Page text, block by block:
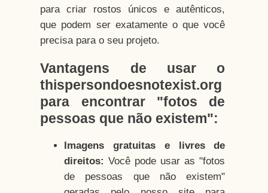
para criar rostos únicos e autênticos,
que podem ser exatamente o que você
precisa para o seu projeto.
Vantagens de usar o
thispersondoesnotexist.org
para encontrar "fotos de
pessoas que não existem":
Imagens gratuitas e livres de
direitos: Você pode usar as "fotos
de pessoas que não existem"